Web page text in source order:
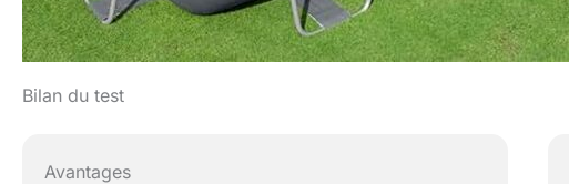
Bilan du test
Avantages